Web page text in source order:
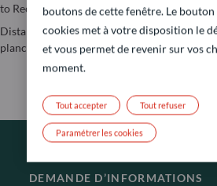
to Recovery)
Distance au
plancher obligataire
Taux de rendement
actuariel à
l’échéance
DEMANDE D’INFORMATIONS
boutons de cette fenêtre. Le
cookies met à votre disposition le
et vous permet de revenir sur vos
moment.
Tout refuser
Tout accepter
Paramétrer les cookies